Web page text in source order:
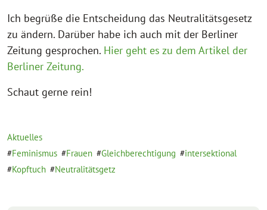
Ich begrüße die Entscheidung das Neutralitätsgesetz
zu ändern. Darüber habe ich auch mit der Berliner
Zeitung gesprochen. Hier geht es zu dem Artikel der
Berliner Zeitung.
Schaut gerne rein!
Aktuelles
Feminismus
Frauen Gleichberechtigung
intersektional
Kopftuch
Neutralitätsgetz